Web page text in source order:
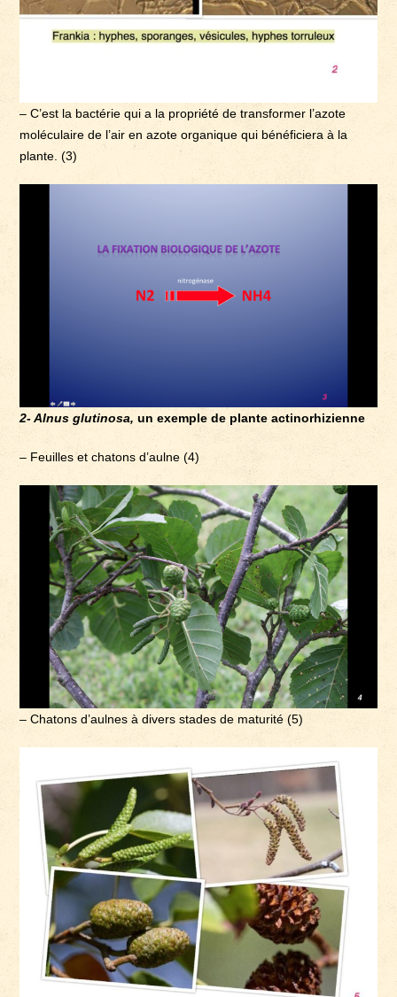
– C’est la bactérie qui a la propriété de transformer l’azote
moléculaire de l’air en azote organique qui bénéficiera à la
plante. (3)
2- Alnus glutinosa, un exemple de plante actinorhizienne
– Feuilles et chatons d’aulne (4)
– Chatons d’aulnes à divers stades de maturité (5)